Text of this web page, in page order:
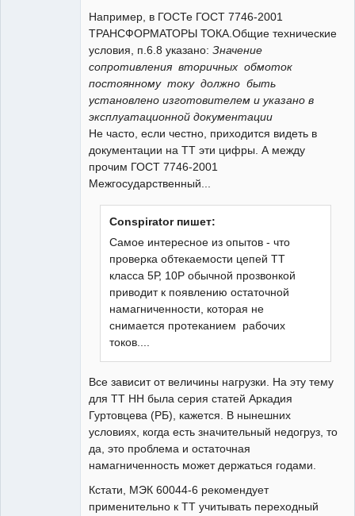
Например, в ГОСТе ГОСТ 7746-2001
ТРАНСФОРМАТОРЫ ТОКА.Общие технические
условия, п.6.8 указано: Значение
сопротивления вторичных обмоток
постоянному току должно быть
установлено изготовителем и указано в
эксплуатационной документации
Не часто, если честно, приходится видеть в
документации на ТТ эти цифры. А между
прочим ГОСТ 7746-2001
Межгосударственный...
Conspirator пишет:
Самое интересное из опытов - что
проверка обтекаемости цепей ТТ
класса 5Р, 10Р обычной прозвонкой
приводит к появлению остаточной
намагниченности, которая не
снимается протеканием рабочих
токов....
Все зависит от величины нагрузки. На эту тему
для ТТ НН была серия статей Аркадия
Гуртовцева (РБ), кажется. В нынешних
условиях, когда есть значительный недогруз, то
да, это проблема и остаточная
намагниченность может держаться годами.
Кстати, МЭК 60044-6 рекомендует
применительно к ТТ учитывать переходный